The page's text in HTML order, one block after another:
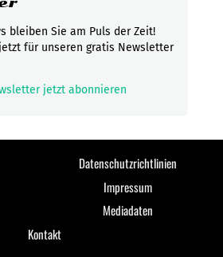
bleiben Sie am Puls der Zeit!
für unseren gratis Newsletter
jetzt abonnieren
Datenschutzrichtlinien
Impressum
Mediadaten
Kontakt